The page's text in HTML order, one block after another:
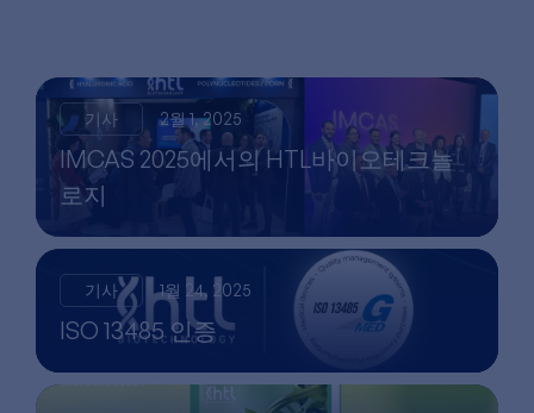
기사 2월 1, 2025
IMCAS 2025에서의 HTL바이오테크놀
로지
기사 1월 24, 2025
ISO 13485 인증